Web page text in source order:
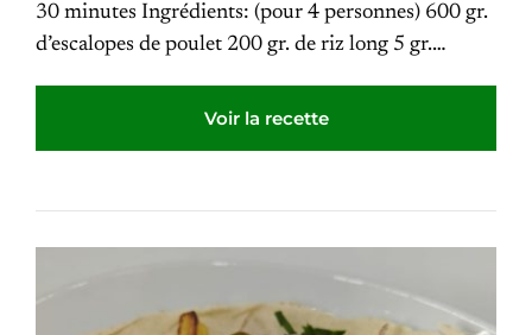
30 minutes Ingrédients: (pour 4 personnes) 600 gr.
d’escalopes de poulet 200 gr. de riz long 5 gr.…
Voir la recette